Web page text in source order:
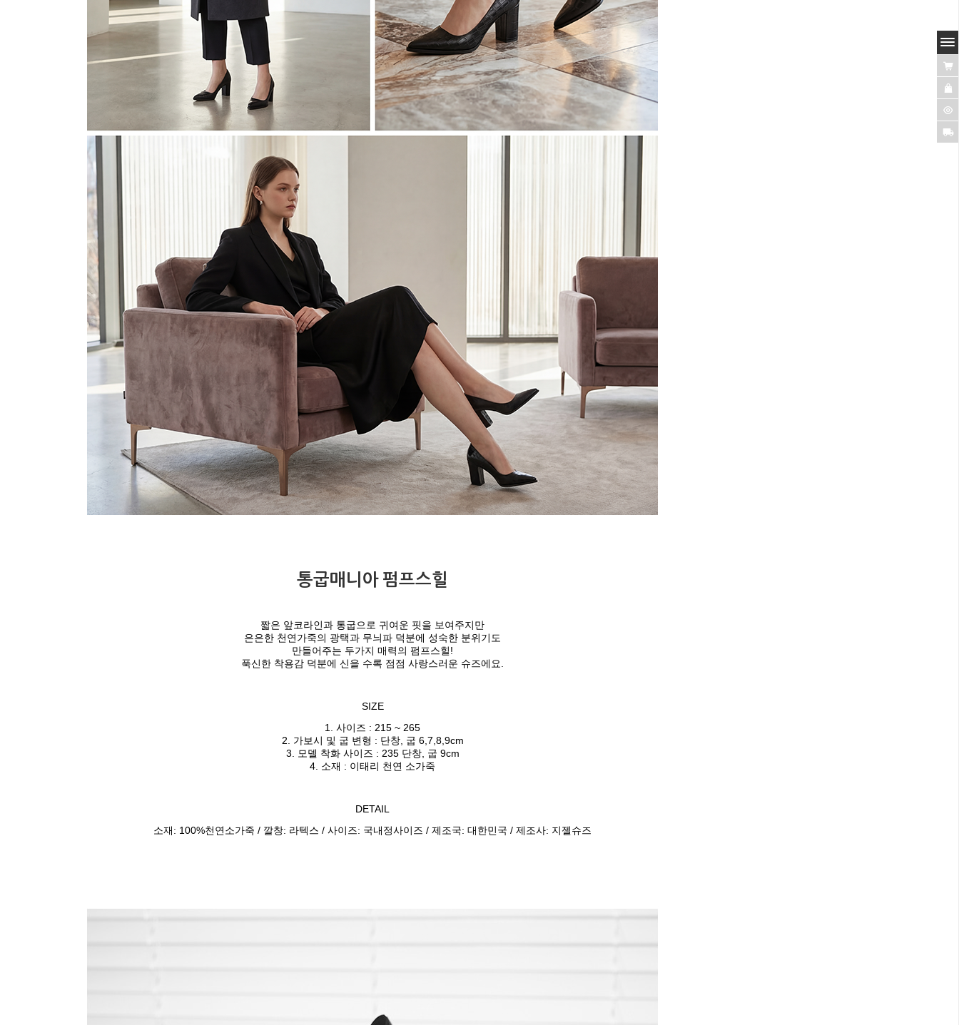
통굽매니아 펌프스힐
짧은 앞코라인과 통굽으로 귀여운 핏을 보여주지만
은은한 천연가죽의 광택과 무늬파 덕분에 성숙한 분위기도
만들어주는 두가지 매력의 펌프스힐!
푹신한 착용감 덕분에 신을 수록 점점 사랑스러운 슈즈에요.
SIZE
1. 사이즈 : 215 ~ 265
2. 가보시 및 굽 변형 : 단창, 굽 6,7,8,9cm
3. 모델 착화 사이즈 : 235 단창, 굽 9cm
4. 소재 : 이태리 천연 소가죽
DETAIL
소재: 100%천연소가죽 / 깔창: 라텍스 / 사이즈: 국내정사이즈 / 제조국: 대한민국 / 제조사: 지젤슈즈